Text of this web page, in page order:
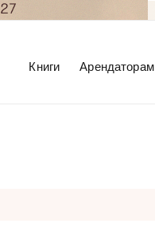
Книги Арендаторам